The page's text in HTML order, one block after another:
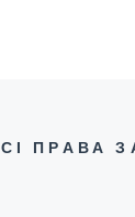
ПРАВА